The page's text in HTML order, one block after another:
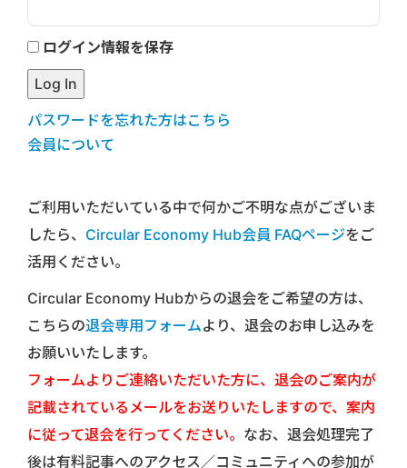
ログイン情報を保存
パスワードを忘れた方はこちら
会員について
ご利用いただいている中で何かご不明な点がございま
したら、 Circular Economy Hub会員 FAQページをご
活用ください。
Circular Economy Hubからの退会をご希望の方は、
こちらの退会専用フォームより、退会のお申し込みを
お願いいたします。
フォームよりご連絡いただいた方に、退会のご案内が
記載されているメールをお送りいたしますので、案内
に従って退会を行ってください。 なお、退会処理完了
後は有料記事へのアクセス／コミュニティへの参加が